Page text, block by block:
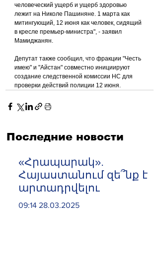
человеческий ущерб и ущерб здоровью
лежит на Николе Пашиняне. 1 марта как
митингующий, 12 июня как человек, сидящий
в кресле премьер-министра", - заявил
Мамиджанян.
Депутат также сообщил, что фракции "Честь
имею" и "Айстан" совместно инициируют
создание следственной комиссии НС для
проверки действий полиции 12 июня.
Последние новости
«Հրապարակ».
Հայաստանում զե՞նք է
արտադրվելու
09:14 28.03.2025